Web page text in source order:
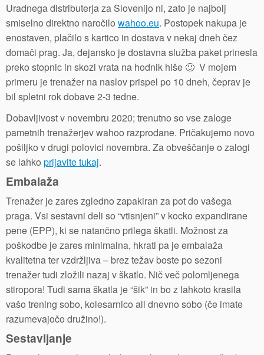
Uradnega distributerja za Slovenijo ni, zato je najbolj
smiselno direktno naročilo wahoo.eu. Postopek nakupa je
enostaven, plačilo s kartico in dostava v nekaj dneh čez
domači prag. Ja, dejansko je dostavna služba paket prinesla
preko stopnic in skozi vrata na hodnik hiše 🙂 V mojem
primeru je trenažer na naslov prispel po 10 dneh, čeprav je
bil spletni rok dobave 2-3 tedne.
Dobavljivost v novembru 2020; trenutno so vse zaloge
pametnih trenažerjev wahoo razprodane. Pričakujemo novo
pošiljko v drugi polovici novembra. Za obveščanje o zalogi
se lahko prijavite tukaj.
Embalaža
Trenažer je zares zgledno zapakiran za pot do vašega
praga. Vsi sestavni deli so “vtisnjeni” v kocko expandirane
pene (EPP), ki se natančno prilega škatli. Možnost za
poškodbe je zares minimalna, hkrati pa je embalaža
kvalitetna ter vzdržljiva – brez težav boste po sezoni
trenažer tudi zložili nazaj v škatlo. Nič več polomljenega
stiropora! Tudi sama škatla je “šik” in bo z lahkoto krasila
vašo trening sobo, kolesarnico ali dnevno sobo (če imate
razumevajočo družino!).
Sestavljanje